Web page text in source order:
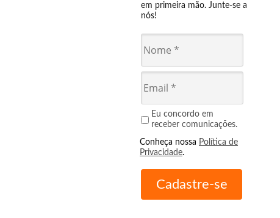
em primeira mão. Junte-se a
nós!
Eu concordo em
receber comunicações.
Conheça nossa Política de
Privacidade.